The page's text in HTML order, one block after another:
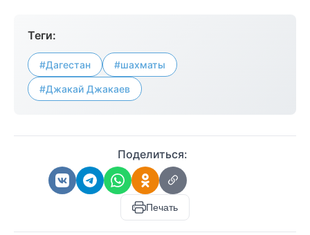
Теги:
#Дагестан #шахматы
#Джакай Джакаев
Поделиться:
Печать